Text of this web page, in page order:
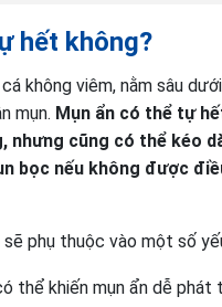
hết không?
không viêm, nằm sâu
mụn. Mụn ẩn có thể tự
nhưng cũng có thể kéo
bọc nếu không được
sẽ phụ thuộc vào một số
thể khiến mụn ẩn dễ phát